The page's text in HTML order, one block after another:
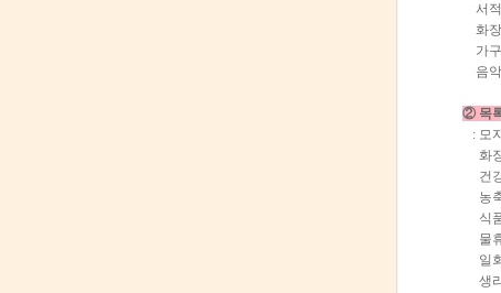
서적,
화장지,
가구,
음악,
② 목
: 모자
화장
건강
농축
식품
물휴
일회
생리